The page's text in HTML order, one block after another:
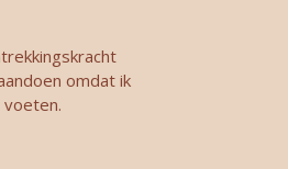
omdat ik